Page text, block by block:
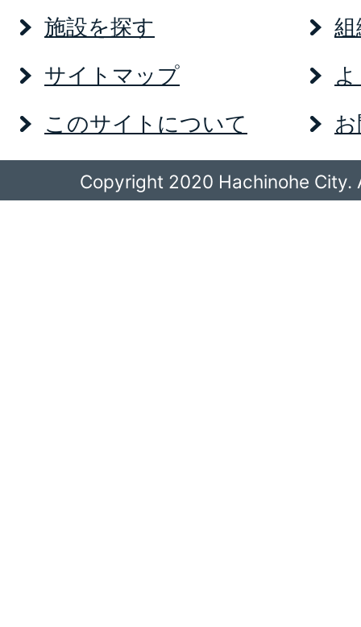
施設を探す
サイトマップ
このサイトについて
Copyright 2020 Hachinohe City.